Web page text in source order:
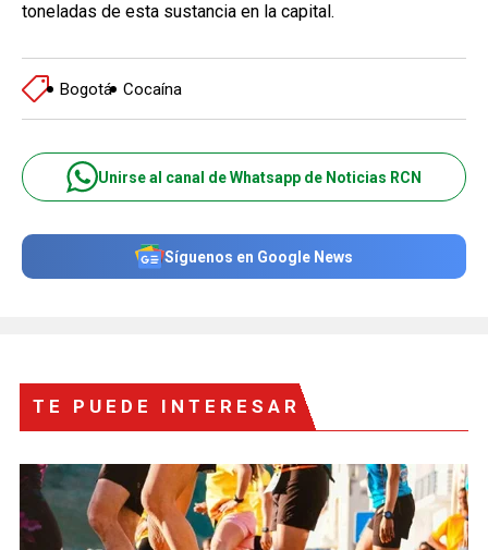
toneladas de esta sustancia en la capital.
Bogotá Cocaína
Unirse al canal de Whatsapp de Noticias RCN
Síguenos en Google News
TE PUEDE INTERESAR